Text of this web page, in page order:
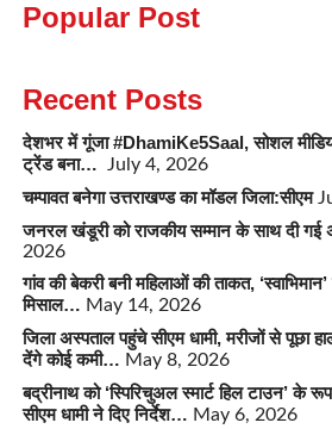
Popular Post
Recent Posts
देशभर में गूंजा #DhamiKe5Saal, सोशल
ट्रेंड बना…
July 4, 2026
चम्पावत बनेगा उत्तराखण्ड का मॉडल जिला:सीएम
जनरल खंडूरी को राजकीय सम्मान के साथ दी गई
2026
गांव की बेकरी बनी महिलाओं की ताकत,
मिसाल… May 14, 2026
जिला अस्पताल पहुंचे सीएम धामी, मरीजों से पूछा
देंगे कोई कमी… May 8, 2026
बद्रीनाथ को ‘स्पिरिचुअल स्मार्ट हिल टाउन’ के
सीएम धामी ने दिए निर्देश… May 6, 2026